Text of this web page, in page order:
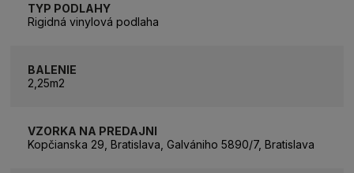
TYP PODLAHY
Rigidná vinylová podlaha
BALENIE
2,25m2
VZORKA NA PREDAJNI
Kopčianska 29, Bratislava, Galvániho 5890/7, Bratislava